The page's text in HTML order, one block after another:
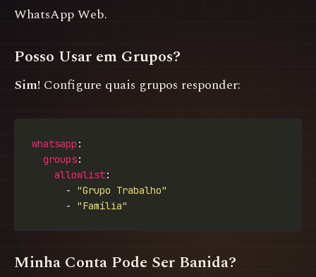
WhatsApp Web.
Posso Usar em Grupos?
Sim! Configure quais grupos responder:
whatsapp
groups
allowlist
      -
"Grupo Trabalho"
      -
"Família"
Minha Conta Pode Ser Banida?